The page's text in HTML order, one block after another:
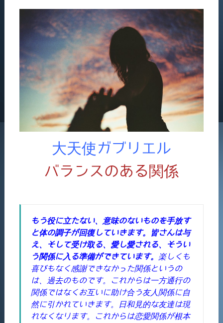
大天使ガブリエル
バランスのある関係
もう役に立たない、意味のないものを手放す
と体の調子が回復していきます。皆さんは与
え、そして受け取る、愛し愛される、そうい
う関係に入る準備ができています。 楽しくも
喜びもなく感謝できなかった関係というの
は、過去のものです。これからは一方通行の
関係ではなくお互いに助け合う友人関係に自
然に引かれていきます。日和見的な友達は現
れなくなります。これからは恋愛関係が根本